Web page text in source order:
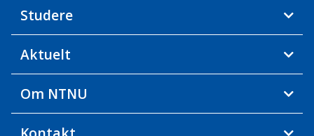
Studere
Aktuelt
Om NTNU